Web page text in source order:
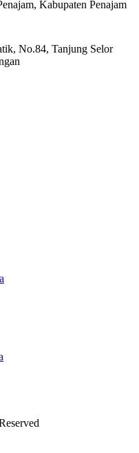
Kabupaten Penajam
No.84, Tanjung Selor